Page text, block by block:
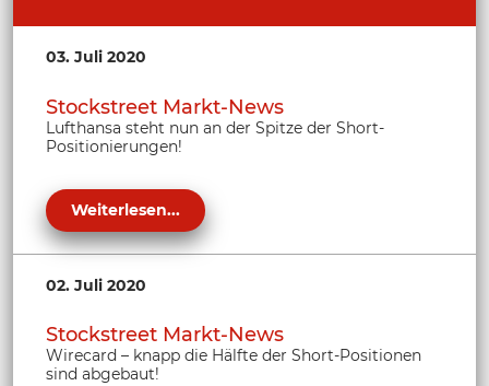
03. Juli 2020
Stockstreet Markt-News
Lufthansa steht nun an der Spitze der Short-
Positionierungen!
Weiterlesen...
02. Juli 2020
Stockstreet Markt-News
Wirecard – knapp die Hälfte der Short-Positionen
sind abgebaut!